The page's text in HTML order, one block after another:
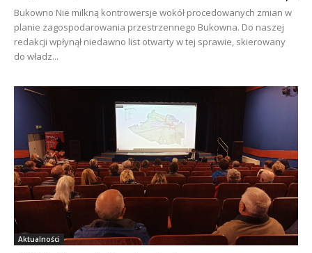
Bukowno Nie milkną kontrowersje wokół procedowanych zmian w
planie zagospodarowania przestrzennego Bukowna. Do naszej
redakcji wpłynął niedawno list otwarty w tej sprawie, skierowany
do władz...
Aktualności